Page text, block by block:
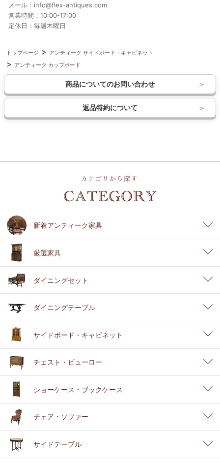
メール：info@flex-antiques.com
営業時間：10:00-17:00
定休日：毎週木曜日
トップページ
アンティーク サイドボード・キャビネット
アンティーク カップボード
商品についてのお問い合わせ
返品特約について
新着アンティーク家具
厳選家具
ダイニングセット
ダイニングテーブル
サイドボード・キャビネット
チェスト・ビューロー
ショーケース・ブックケース
チェア・ソファー
サイドテーブル